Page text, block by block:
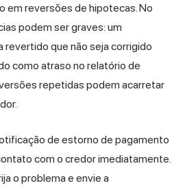
em reversões de hipotecas. No
podem ser graves: um
que não seja corrigido
como atraso no relatório de
repetidas podem acarretar
de estorno de pagamento
com o credor imediatamente.
o problema e envie a